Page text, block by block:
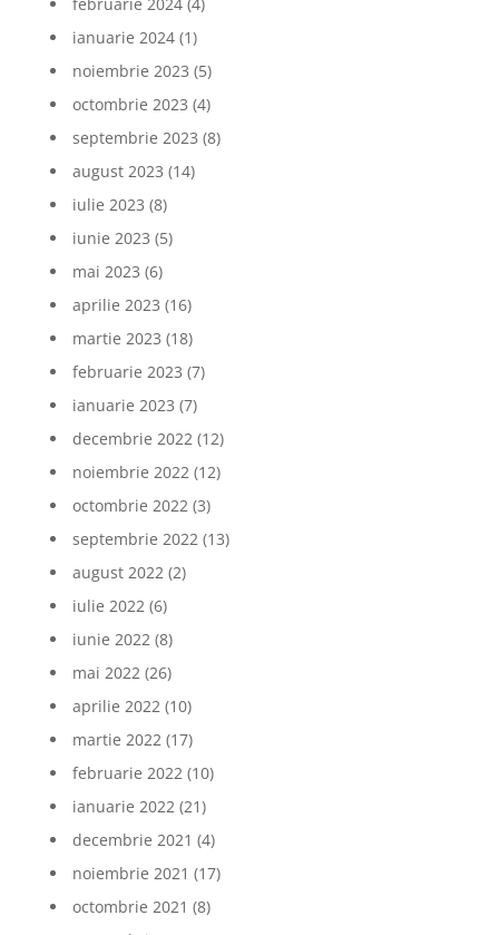
ianuarie 2024(1)
noiembrie 2023 (5)
octombrie 2023 (4)
septembrie 2023 (8)
august 2023 (14)
iulie 2023 (8)
iunie 2023 (5)
mai 2023 (6)
aprilie 2023 (16)
martie 2023 (18)
februarie 2023 (7)
ianuarie 2023 (7)
decembrie 2022(12)
noiembrie 2022(12)
octombrie 2022(3)
septembrie 2022(13)
august 2022(2)
iulie 2022(6)
iunie 2022(8)
mai 2022(26)
aprilie 2022(10)
martie 2022(17)
februarie 2022(10)
ianuarie 2022(21)
decembrie 2021 (4)
noiembrie 2021 (17)
octombrie 2021 (8)